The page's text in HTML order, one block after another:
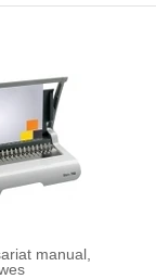
manual,